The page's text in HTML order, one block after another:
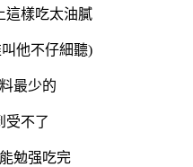
這樣吃太油膩
他不仔細聽)
最少的
受不了
勉强吃完